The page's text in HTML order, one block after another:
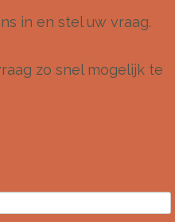
in en stel uw vraag.
zo snel mogelijk te